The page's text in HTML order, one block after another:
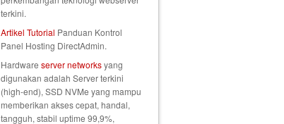
terkini.
Artikel Tutorial Panduan Kontrol
Panel Hosting DirectAdmin.
Hardware server networksyang
digunakan adalah Server terkini
(high-end), SSD NVMe yang mampu
memberikan akses cepat, handal,
tangguh, stabil uptime 99,9%,